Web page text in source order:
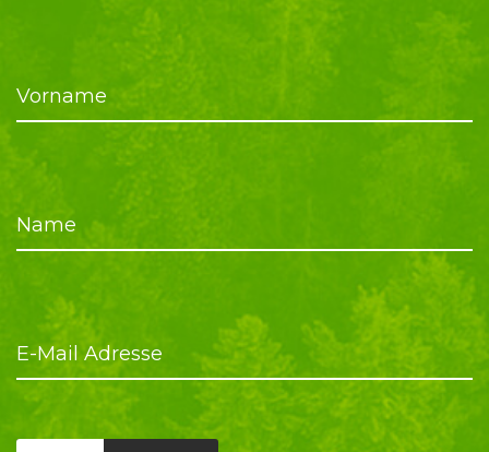
Vorname
Name
E-Mail Adresse